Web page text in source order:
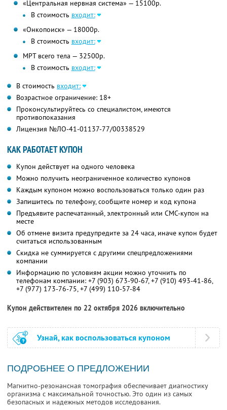
«Центральная нервная система» — 15100р.
В стоимость входит:
«Онкопоиск» — 18000р.
В стоимость входит:
МРТ всего тела — 32500р.
В стоимость входит:
В стоимость входит:
Возрастное ограничение: 18+
Проконсультируйтесь со специалистом, имеются
противопоказания
Лицензия №ЛО-41-01137-77/00338529
КАК РАБОТАЕТ КУПОН
Купон действует на одного человека
Можно получить неограниченное количество купонов
Каждым купоном можно воспользоваться только один раз
Запишитесь по телефону, сообщите номер и код купона
Предъявите распечатанный, электронный или СМС-купон на
месте
Об отмене визита предупредите за 24 часа, иначе купон будет
считаться использованным
Скидка не суммируется с другими спецпредложениями
компании
Информацию по условиям акции можно уточнить по
телефонам компании: +7 (903) 673-90-67, +7 (910) 493-41-86,
+7 (977) 173-76-75, +7 (499) 110-57-84
Купон действителен по 22 октября 2026 включительно
Узнай, как воспользоваться купоном
ПОДРОБНЕЕ О ПРЕДЛОЖЕНИИ
Магнитно-резонансная томография обеспечивает диагностику
организма с максимальной точностью. Это один из самых
безопасных и надежных методов исследования.